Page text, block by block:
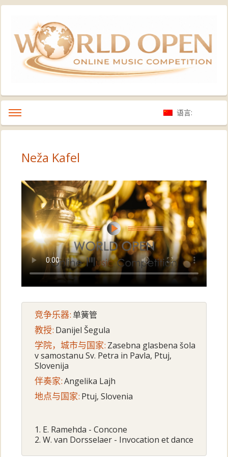
语言:
Neža Kafel
竞争乐器:单簧管
教授: Danijel Šegula
学院，城市与国家: Zasebna glasbena šola
v samostanu Sv. Petra in Pavla, Ptuj,
Slovenija
伴奏家:Angelika Lajh
地点与国家: Ptuj, Slovenia
1. E. Ramehda - Concone
2. W. van Dorsselaer - Invocation et dance